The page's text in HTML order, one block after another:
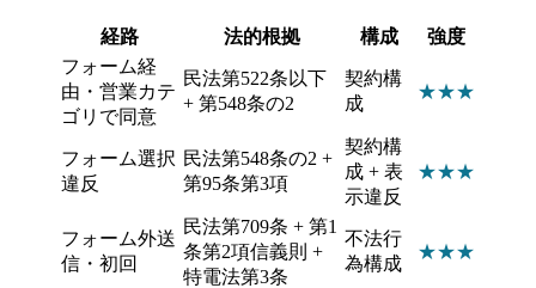
経路 法的根拠 構成
強度
フォーム経
由・営業カテ
ゴリで同意
民法第522条以下
+ 第548条の2
契約構
成
★★★
フォーム選択
違反
民法第548条の2 +
第95条第3項
契約構
成 + 表
示違反
★★★
フォーム外送
信・初回
民法第709条 + 第1
条第2項信義則 +
特電法第3条
不法行
為構成
★★★